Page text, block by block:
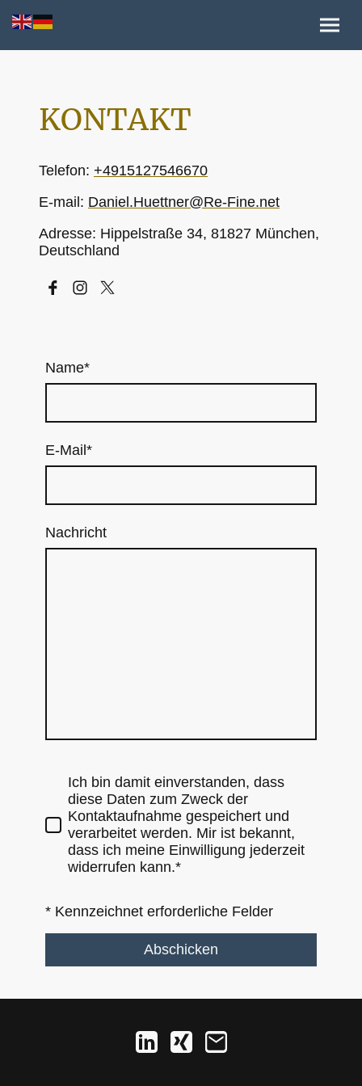
KONTAKT
Telefon: +4915127546670
E-mail: Daniel.Huettner@Re-Fine.net
Adresse: Hippelstraße 34, 81827 München,
Deutschland
Name*
E-Mail *
Nachricht
Ich bin damit einverstanden, dass
diese Daten zum Zweck der
Kontaktaufnahme gespeichert und
verarbeitet werden. Mir ist bekannt,
dass ich meine Einwilligung jederzeit
widerrufen kann.*
* Kennzeichnet erforderliche Felder
Abschicken